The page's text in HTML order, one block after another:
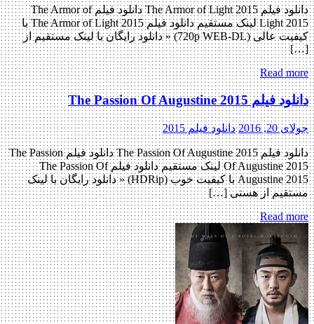
دانلود فیلم The Armor of Light 2015 دانلود فیلم The Armor of
Light 2015 لینک مستقیم دانلود فیلم The Armor of Light 2015 با
کیفیت عالی (720p WEB-DL) « دانلود رایگان با لینک مستقیم از
[…]
Read more
دانلود فیلم The Passion Of Augustine 2015
جولای 20, 2016 دانلود فیلم 2015
دانلود فیلم The Passion Of Augustine 2015 دانلود فیلم The Passion
Of Augustine 2015 لینک مستقیم دانلود فیلم The Passion Of
Augustine 2015 با کیفیت خوب (HDRip) « دانلود رایگان با لینک
مستقیم از هستی […]
Read more